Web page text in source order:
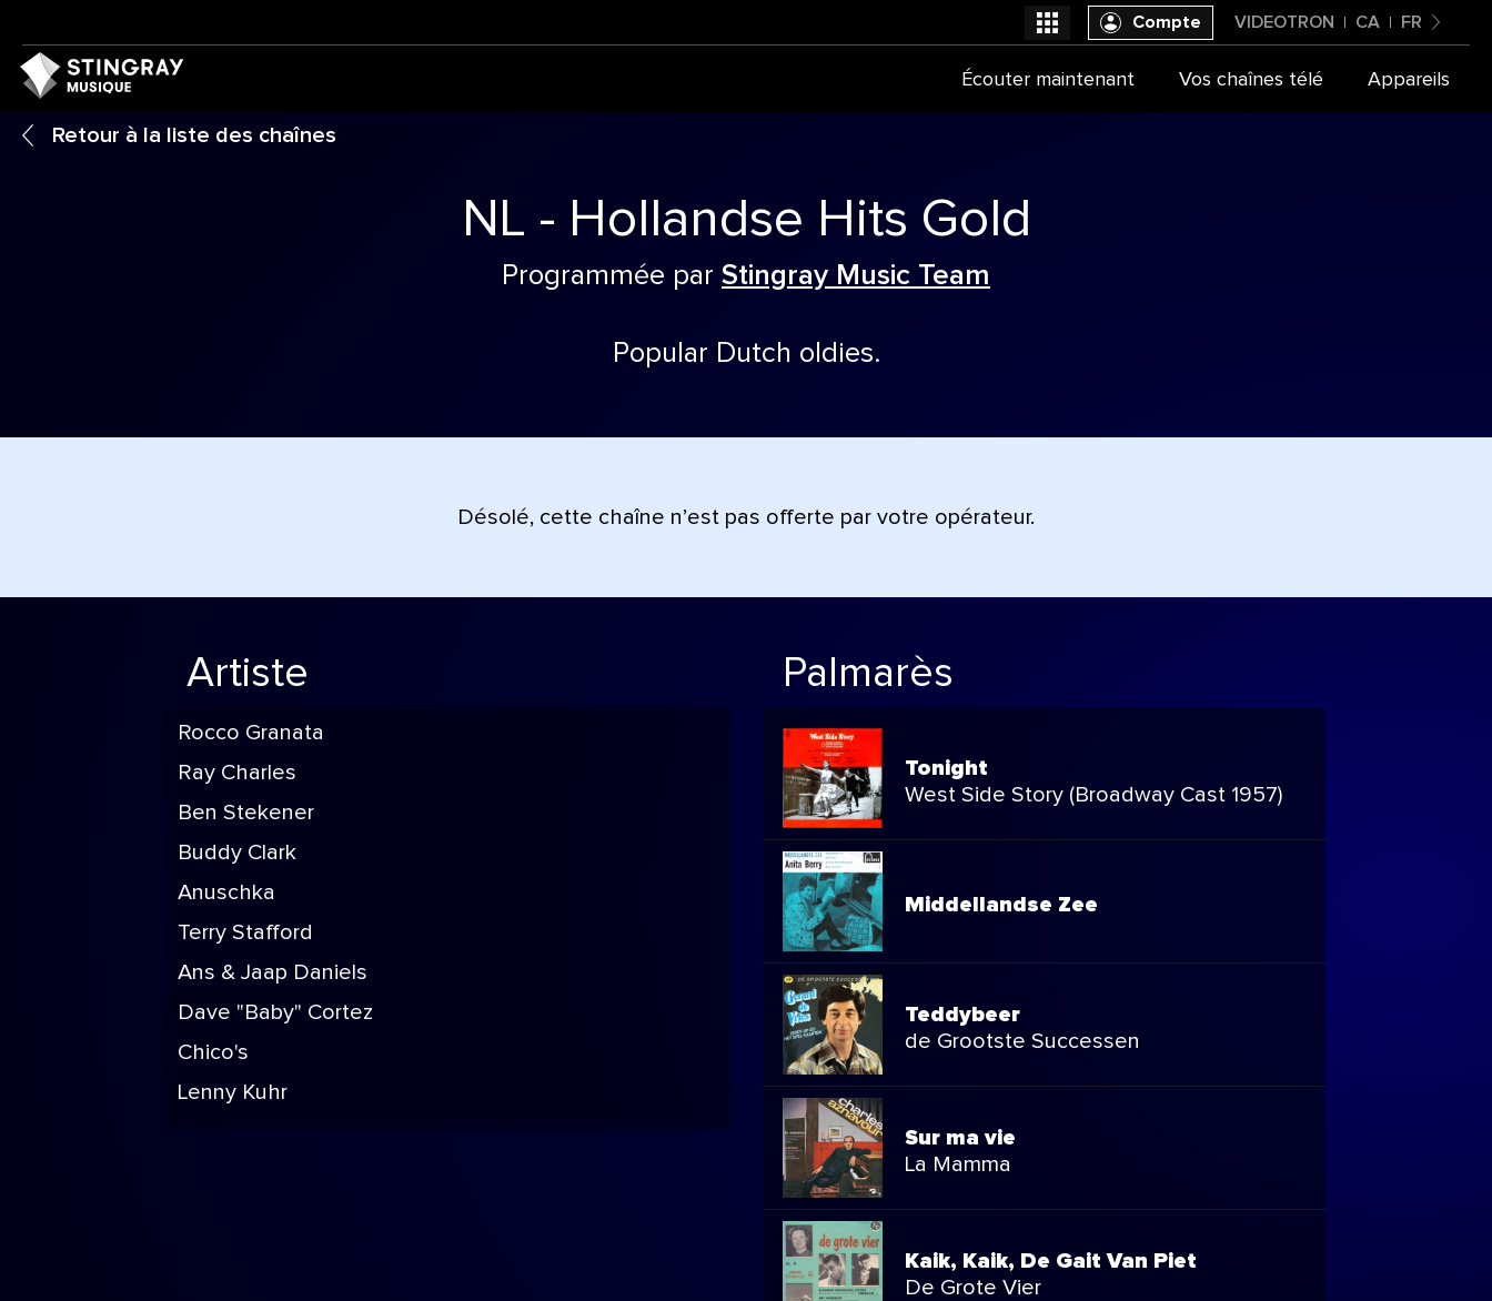
Retour à la liste des chaînes
NL - Hollandse Hits Gold
Programmée par Stingray Music Team
Popular Dutch oldies.
Désolé, cette chaîne n’est pas offerte par votre opérateur.
Artiste
Rocco Granata
Ray Charles
Ben Stekener
Buddy Clark
Anuschka
Terry Stafford
Ans & Jaap Daniels
Dave "Baby" Cortez
Chico's
Lenny Kuhr
Palmarès
Tonight
West Side Story (Broadway Cast 1957)
Middellandse Zee
Teddybeer
de Grootste Successen
Sur ma vie
La Mamma
Kaik, Kaik, De Gait Van Piet
De Grote Vier
Canada
VIDEOTRON CA FR
Compte
Écouter maintenant Vos chaînes télé Appareils